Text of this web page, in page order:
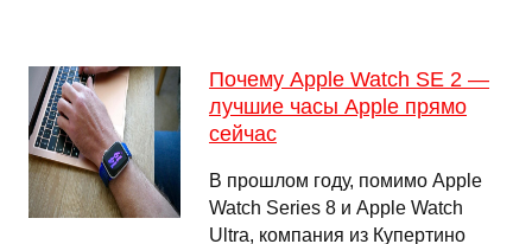
Почему Apple Watch SE 2 —
лучшие часы Apple прямо
сейчас
В прошлом году, помимо Apple
Watch Series 8 и Apple Watch
Ultra, компания из Купертино